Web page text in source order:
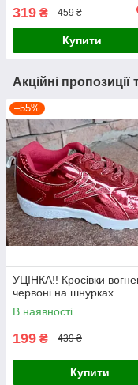
319 ₴ 459 ₴
Купити
Акційні пропозиції
–55%
УЦІНКА!! Кросівки
червоні на шнурках
В наявності
199 ₴ 439 ₴
Купити